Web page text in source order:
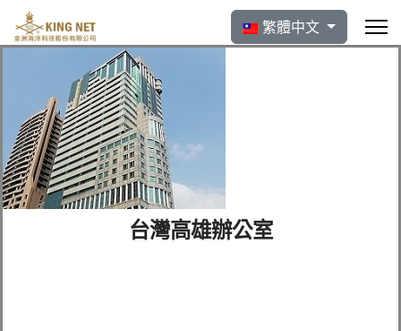
選擇你的語言
繁體中文
台灣高雄辦公室